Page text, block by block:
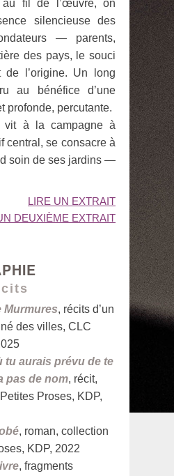
fil de l’œuvre, on
silencieuse des
— parents,
des pays, le souci
l’origine. Un long
au bénéfice d’une
profonde, percutante.
vit à la campagne à
central, se consacre à
soin de ses jardins —
LIRE UN EXTRAIT
DEUXIÈME EXTRAIT
Murmures, récits d’un
des villes, CLC
tu aurais prévu de te
pas de nom, récit,
Proses, KDP,
, roman, collection
KDP, 2022
, fragments